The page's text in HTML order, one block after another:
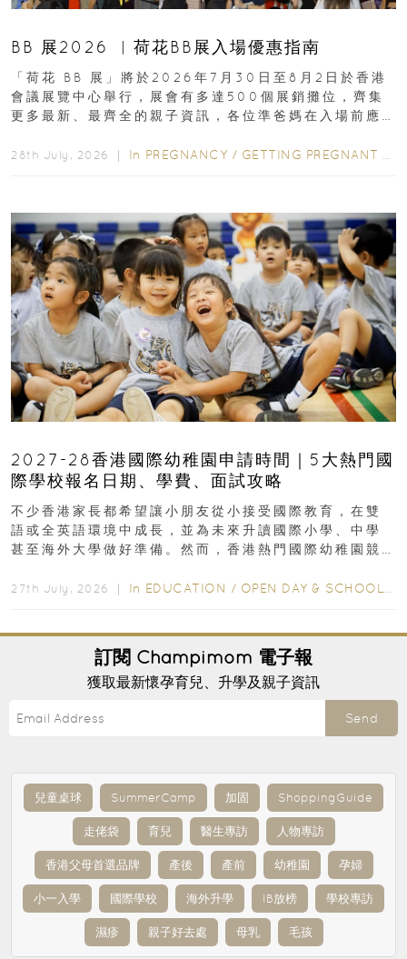
BB 展2026 ︳荷花BB展入場優惠指南
「荷花 BB 展」將於2026年7月30日至8月2日於香港
會議展覽中心舉行，展會有多達500個展銷攤位，齊集
更多最新、最齊全的親子資訊，各位準爸媽在入場前應
28th July, 2026 ｜ In PREGNANCY / GETTING PREGNANT
2027-28香港國際幼稚園申請時間｜5大熱門國
際學校報名日期、學費、面試攻略
不少香港家長都希望讓小朋友從小接受國際教育，在雙
語或全英語環境中成長，並為未來升讀國際小學、中學
甚至海外大學做好準備。然而，香港熱門國際幼稚園競
27th July, 2026 ｜ In EDUCATION / OPEN DAY & SCHOOL EVENTS
訂閱 Champimom 電子報
獲取最新懷孕育兒、升學及親子資訊
Send
兒童桌球 SummerCamp 加固 ShoppingGuide
走佬袋 育兒 醫生專訪 人物專訪
香港父母首選品牌 產後 產前 幼稚園 孕婦
小一入學 國際學校 海外升學 IB放榜 學校專訪
濕疹 親子好去處 母乳 毛孩